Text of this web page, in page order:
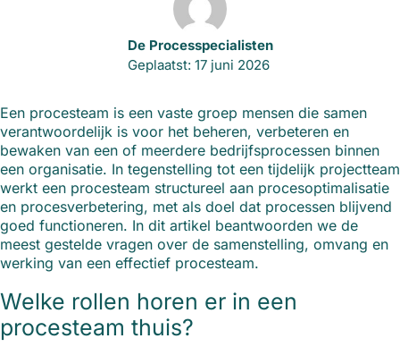
De Processpecialisten
Geplaatst: 17 juni 2026
Een procesteam is een vaste groep mensen die samen
verantwoordelijk is voor het beheren, verbeteren en
bewaken van een of meerdere bedrijfsprocessen binnen
een organisatie. In tegenstelling tot een tijdelijk projectteam
werkt een procesteam structureel aan procesoptimalisatie
en procesverbetering, met als doel dat processen blijvend
goed functioneren. In dit artikel beantwoorden we de
meest gestelde vragen over de samenstelling, omvang en
werking van een effectief procesteam.
Welke rollen horen er in een
procesteam thuis?